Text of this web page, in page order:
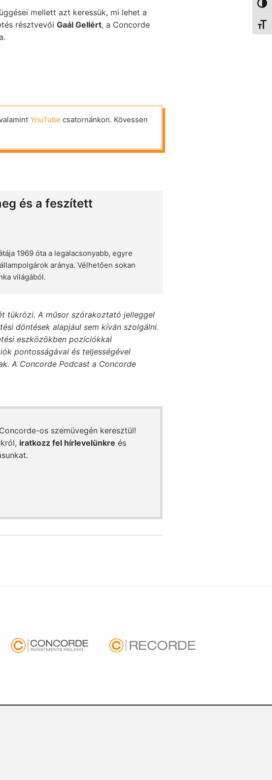
mellett azt keressük, mi lehet a
résztvevői Gaál Gellért, a Concorde
YouTube csatornánkon. Kövessen
és a feszített
1969 óta a legalacsonyabb, egyre
aránya. Vélhetően sokan
világából.
tükrözi. A műsor szórakoztató jelleggel
döntések alapjául sem kíván szolgálni.
eszközökben pozíciókkal
pontosságával és teljességével
A Concorde Podcast a Concorde
os szemüvegén keresztül!
iratkozz fel hírlevelünkre és